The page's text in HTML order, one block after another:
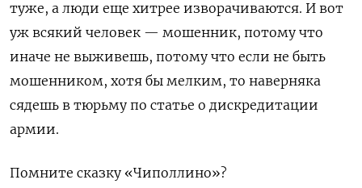
туже, а люди еще хитрее изворачиваются. И вот
уж всякий человек — мошенник, потому что
иначе не выживешь, потому что если не быть
мошенником, хотя бы мелким, то наверняка
сядешь в тюрьму по статье о дискредитации
армии.
Помните сказку «Чиполлино»?